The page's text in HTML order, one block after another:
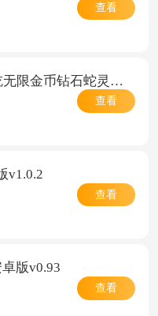
查看
sssnaker蛇蛇贪吃无限金币钻石蛇灵全解锁版v1.1.1
查看
v1.0.2
查看
版v0.93
查看